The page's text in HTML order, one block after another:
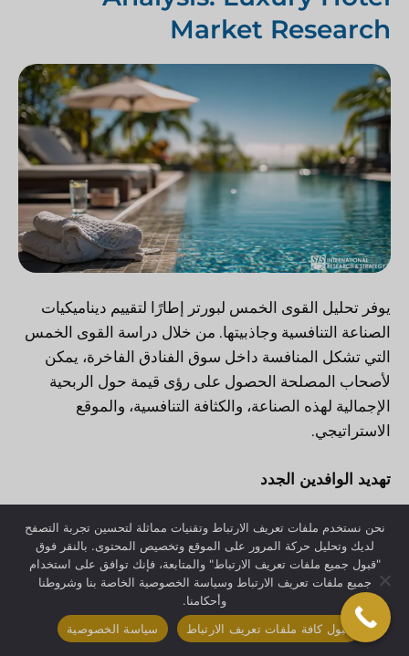
Market Research
يوفر تحليل القوى الخمس لبورتر إطارًا لتقييم ديناميكيات
الصناعة التنافسية وجاذبيتها. من خلال دراسة القوى الخمس
التي تشكل المنافسة داخل سوق الفنادق الفاخرة، يمكن
لأصحاب المصلحة الحصول على رؤى قيمة حول الربحية
الإجمالية لهذه الصناعة، والكثافة التنافسية، والموقع
الاستراتيجي.
تهديد الوافدين الجدد
متطلبات رأس المال العالية: تتطلب صناعة الفنادق
الفاخرة استثمارات رأسمالية كبيرة لتطوير وتشغيل
العقارات الراقية، بما في ذلك شراء الأراضي وتكاليف
البناء والنفقات التشغيلية المستمرة. وهذا الحاجز
أمام الدخول يردع العديد من الداخلين الجدد
نحن نستخدم ملفات تعريف الارتباط وتقنيات مماثلة لتحسين تجربة التصفح
لديك وتحليل حركة المرور على الموقع وتخصيص المحتوى. بالنقر فوق
"قبول جميع ملفات تعريف الارتباط" والمتابعة، فإنك توافق على استخدام
جميع ملفات تعريف الارتباط وسياسة الخصوصية الخاصة بنا وشروطنا
وأحكامنا.
قبول كافة ملفات تعريف الارتباط
سياسة الخصوصية